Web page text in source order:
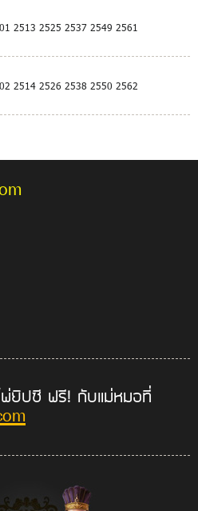
2513 2525 2537 2549 2561
2514 2526 2538 2550 2562
พ่ยิปซี ฟรี! กับแม่หมอที่